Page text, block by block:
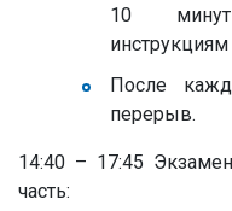
10
инструкциям
После
перерыв.
14:40 – 17:45
часть: